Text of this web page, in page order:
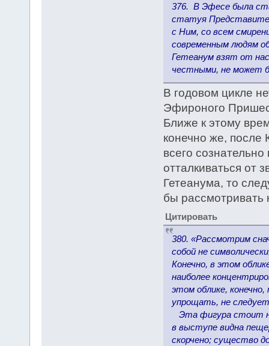
376. В Эфесе была
статуя
с Ним, со всем
современным людям
Гетеанум взят от
честными, не может
В годовом цикле
Эфироного
Ближе к этому
конечно же, после
всего
отталкиваться от
Гетеанума, то
бы рассмотривать
Цитировать
380. «Рассмотрим
собой не
Конечно, в этом
наиболее
этом облике,
упрощать, не
Эта фигура стоит
в выступе видна
скорчено; существо